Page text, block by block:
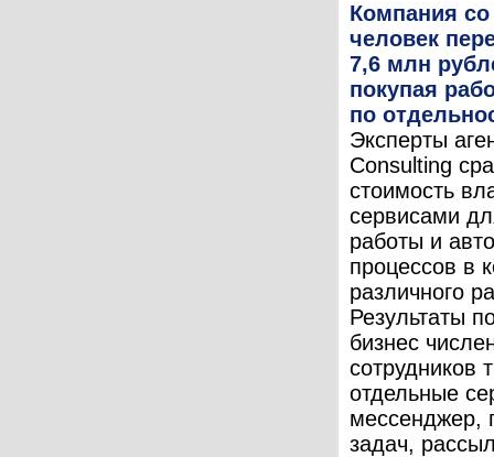
Компания
человек
7,6 млн
покупая
по
Эксперты
Consulting
стоимость
сервисами
работы и
процессов в
различного
Результаты
бизнес
сотрудников
отдельные
мессенджер,
задач,